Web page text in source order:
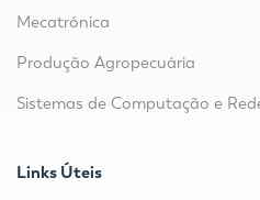
Mecatrónica
Produção Agropecuária
Sistemas de Computação e
Links Úteis